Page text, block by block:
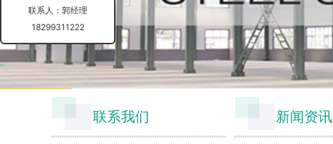
联系我们 新闻资讯
联系人：郭经理
18299311222